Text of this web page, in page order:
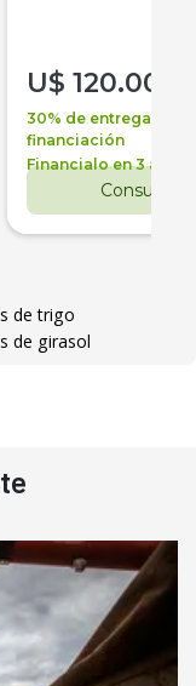
U$ 120.000
30% de entrega +
financiación
Financialo en 3 años
Consultar
de trigo
de girasol